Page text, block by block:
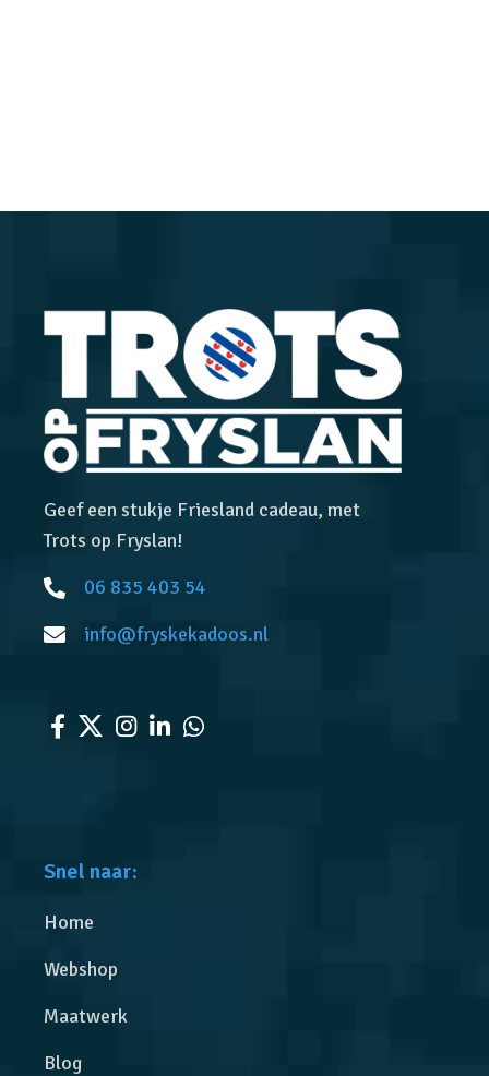
Geef een stukje Friesland cadeau, met
Trots op Fryslan!
06 835 403 54
info@fryskekadoos.nl
Snel naar:
Home
Webshop
Maatwerk
Blog